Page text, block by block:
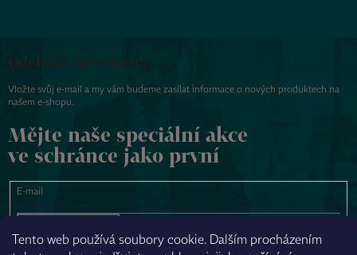
Tento web používá soubory cookie. Dalším procházením
Odebírat newsletter
Vložte svůj e-mail a my vám budeme zasílat informace o nových produktech na
našem e-shopu.
Mějte naše speciální akce
ve schránce jako první
E-mail